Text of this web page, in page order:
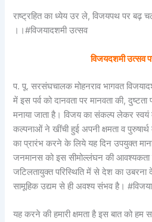
राष्ट्रहित का ध्येय उर ले, विजयपथ पर
।।#विजयादशमी उत्सव
विजयदशमी उत्सव
प. पू. सरसंघचालक मोहनराव भागवत
में इस पर्व को दानवता पर मानवता की,
मनाया जाता है। विजय का संकल्प लेकर स्वयं
कल्पनाओं ने खींची हुई अपनी क्षमता व
का प्रारंभ करने के लिये यह दिन उपयुक्त
जनमानस को इस सीमोल्लंघन की आवश्यकता
जटिलतायुक्त परिस्थिति में से देश का
सामूहिक उद्यम से ही अवश्य संभव है।
यह करने की हमारी क्षमता है इस बात को हम